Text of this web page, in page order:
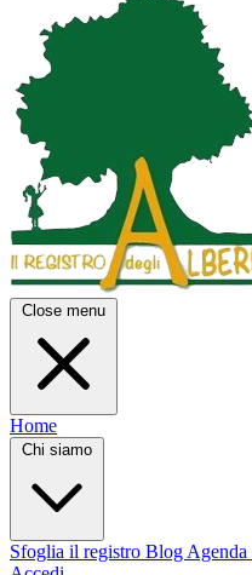
Close menu
Home
Chi siamo
Sfoglia il registro Blog Agenda